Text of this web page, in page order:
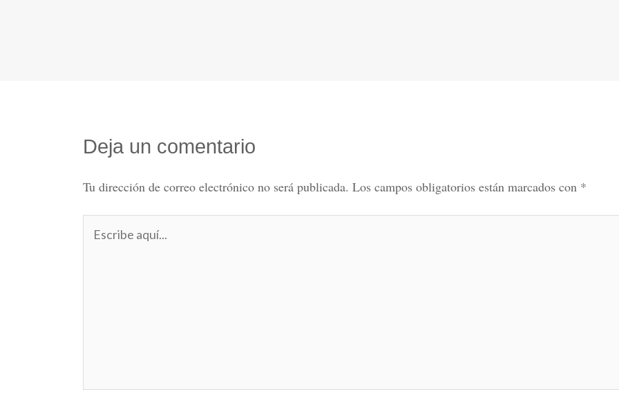
Deja un comentario
Tu dirección de correo electrónico no será publicada. Los campos obligatorios están marcados con *
aquí...